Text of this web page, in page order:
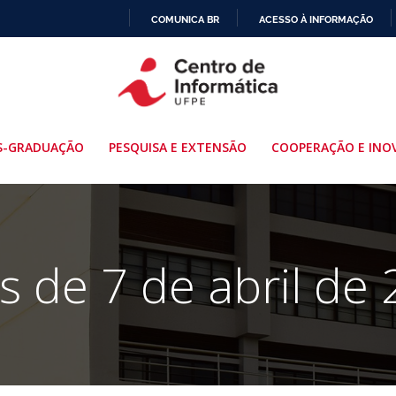
PARA
O
COMUNICA BR ACESSO À INFORMAÇÃO
GRADUAÇÃO PESQUISA E EXTENSÃO COOPERAÇÃO E
de 7 de abril de